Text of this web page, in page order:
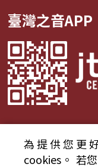
臺灣之音APP
© 2024財團
為提供您更
cookies。 若